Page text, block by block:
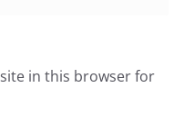
in this browser for